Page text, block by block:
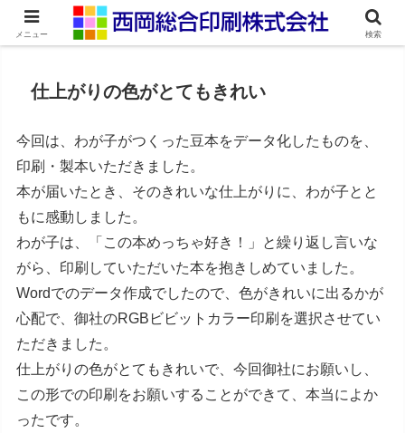
ネット印刷通販・オンデマンド印刷
仕上がりの色がとてもきれい
今回は、わが子がつくった豆本をデータ化したものを、
印刷・製本いただきました。
本が届いたとき、そのきれいな仕上がりに、わが子とと
もに感動しました。
わが子は、「この本めっちゃ好き！」と繰り返し言いな
がら、印刷していただいた本を抱きしめていました。
Wordでのデータ作成でしたので、色がきれいに出るかが
心配で、御社のRGBビビットカラー印刷を選択させてい
ただきました。
仕上がりの色がとてもきれいで、今回御社にお願いし、
この形での印刷をお願いすることができて、本当によか
ったです。
メニュー 検索